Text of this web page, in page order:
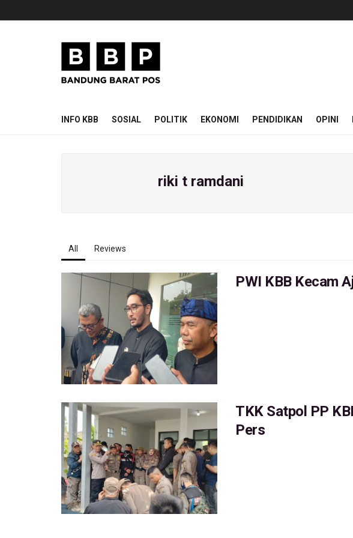
INFO KBB SOSIAL POLITIK EKONOMI PENDIDIKAN OPINI
riki t ramdani
All Reviews
PWI KBB Kecam
TKK Satpol PP
Pers